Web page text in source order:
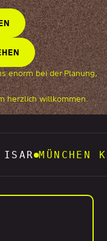
enorm bei der Planung,
herzlich willkommen.
KLINIK